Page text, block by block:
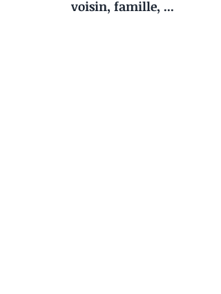
voisin, famille, ...